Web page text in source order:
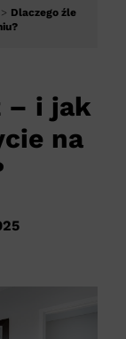
> Dlaczego źle
– i jak
na